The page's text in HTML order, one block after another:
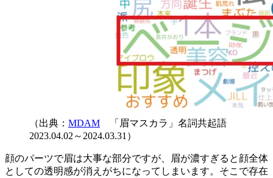
（出典： MDAM 「眉マスカラ」名詞共起語
2023.04.02～2024.03.31）
顔のパーツで眉は大事な部分ですが、眉が濃すぎると顔全体
としての透明感が消えがちになってしまいます。そこで存在